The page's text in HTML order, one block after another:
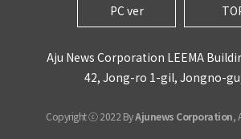
PC ver
Aju News Corporation LEEMA
42, Jong-ro 1-gil, Jongno-
Copyright ⓒ 2022 ByAjunews Corporation,